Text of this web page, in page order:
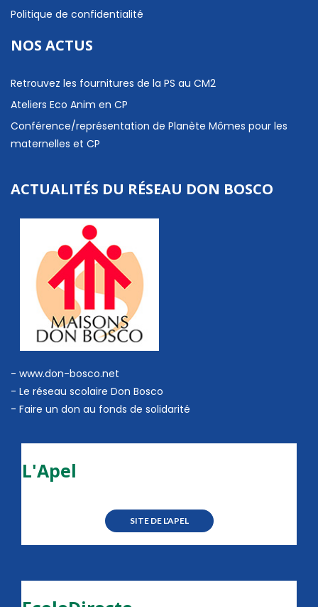
Politique de confidentialité
NOS ACTUS
Retrouvez les fournitures de la PS au CM2
Ateliers Eco Anim en CP
Conférence/représentation de Planète Mômes pour les
maternelles et CP
ACTUALITÉS DU RÉSEAU DON BOSCO
- www.don-bosco.net
- Le réseau scolaire Don Bosco
- Faire un don au fonds de solidarité
L'Apel
SITE DE L'APEL